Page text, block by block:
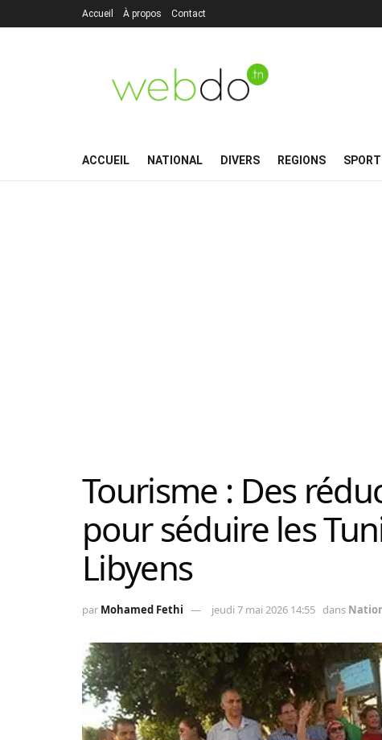
Accueil À propos Contact
ACCUEIL NATIONAL DIVERS REGIONS SPORT
Tourisme : Des
pour séduire les
Libyens
par Mohamed Fethi jeudi 7 mai 2026 14:55 dans